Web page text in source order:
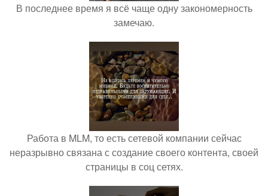
В последнее время я всё чаще одну закономерность
замечаю.
Работа в MLM, то есть сетевой компании сейчас
неразрывно связана с создание своего контента, своей
страницы в соц сетях.